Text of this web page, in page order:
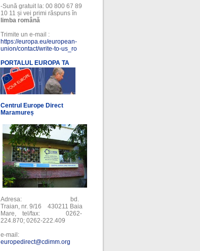
-Sună gratuit la: 00 800 67 89
10 11 și vei primi răspuns în
limba română
Trimite un e-mail :
https://europa.eu/european-
union/contact/write-to-us_ro
PORTALUL EUROPA TA
Centrul Europe Direct
Maramureș
Adresa: bd.
Traian, nr. 9/16 430211 Baia
Mare, tel/fax: 0262-
224.870; 0262-222.409
e-mail:
europedirect@cdimm.org